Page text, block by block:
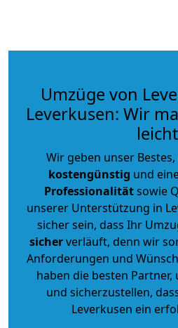
Umzüge von
Leverkusen: Wir
leicht
Wir geben unser
kostengünstig und
Professionalitätsowie
unserer Unterstützung in
sicher sein, dass Ihr
sicherverläuft, denn wir
Anforderungen und
haben die besten
und sicherzustellen,
Leverkusen ein